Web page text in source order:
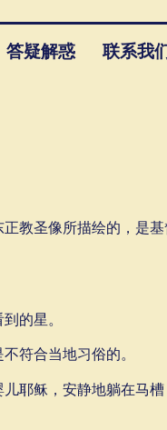
答疑解惑 联系我
教圣像所描绘的，是基
的星。
符合当地习俗的。
耶稣，安静地躺在马槽